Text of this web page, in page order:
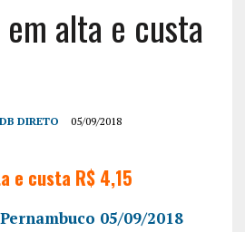
alta e custa
DIRETO 05/09/2018
e custa R$ 4,15
05/09/2018